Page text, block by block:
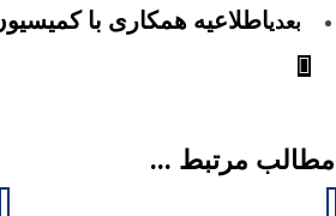
بعدیاطلاعیه همکاری با
مطالب مرتبط ...